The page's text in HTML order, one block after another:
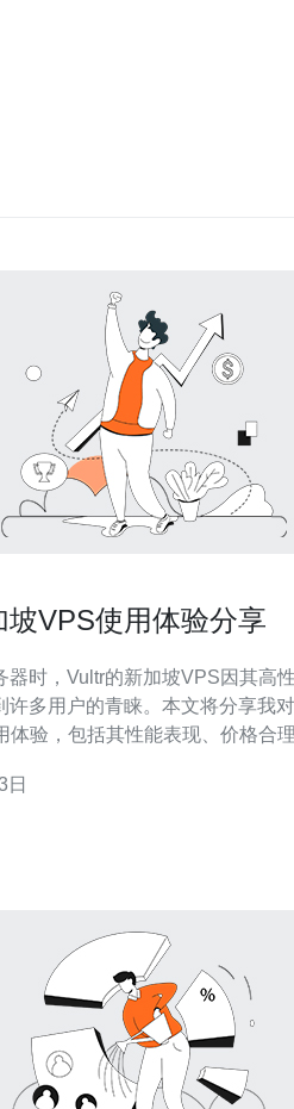
坡VPS使用体验分享
器时，Vultr的新加坡VPS因其高
许多用户的青睐。本文将分享我
体验，包括其性能表现、价格合
先，Vultr新加坡VPS的性能非常
日